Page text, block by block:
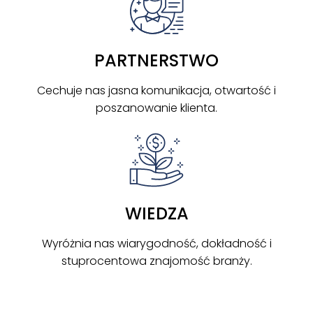
PARTNERSTWO
Cechuje nas jasna komunikacja, otwartość i
poszanowanie klienta.
WIEDZA
Wyróżnia nas wiarygodność, dokładność i
stuprocentowa znajomość branży.